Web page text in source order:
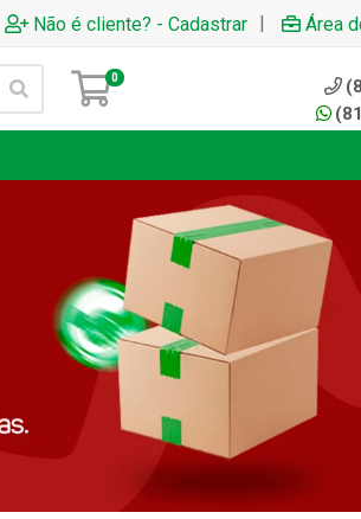
Não é cliente? - Cadastrar | Área
0